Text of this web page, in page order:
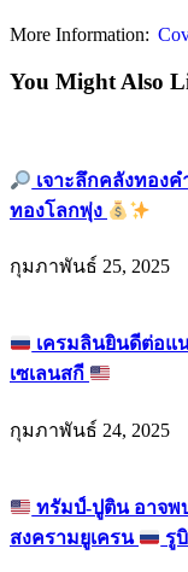
More Information:
You Might Also
เจาะลึกคลังทอง
ทองโลกพุ่ง
กุมภาพันธ์ 25, 2025
เครมลินยินดีต่อแ
เซเลนสกี
กุมภาพันธ์ 24, 2025
ทรัมป์-ปูติน อาจพ
สงครามยูเครน
รู